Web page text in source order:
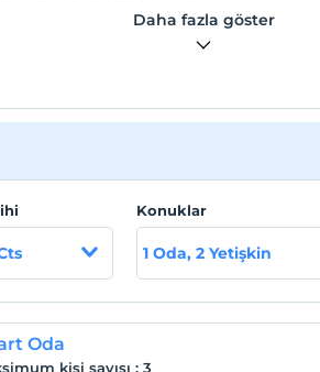
Misafiri Evinde Gibi Ağırla”
deneyimli ekibimiz,
Daha fazla göster
Konuklar
1 Oda, 2 Yetişkin
Oda
kişi sayısı :3